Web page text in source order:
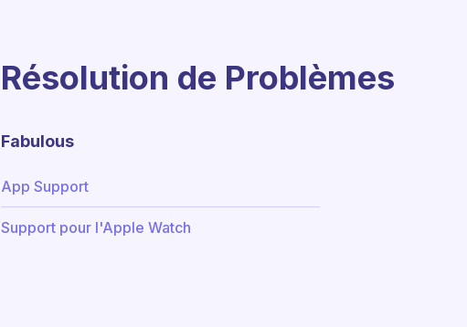
Résolution de Problèmes
Fabulous
App Support
Support pour l'Apple Watch